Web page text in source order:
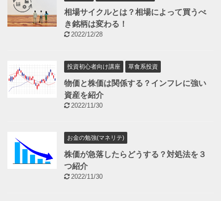
相場サイクルとは？相場によって買うべ
き銘柄は変わる！
2022/12/28
投資初心者向け講座 草食系投資
物価と株価は関係する？インフレに強い
資産を紹介
2022/11/30
お金の勉強(マネリテ)
株価が急落したらどうする？対処法を３
つ紹介
2022/11/30